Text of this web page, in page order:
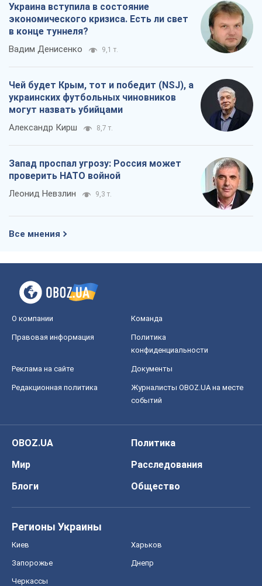
Украина вступила в состояние
экономического кризиса. Есть ли свет
в конце туннеля?
Вадим Денисенко 9,1 т.
Чей будет Крым, тот и победит (NSJ), а
украинских футбольных чиновников
могут назвать убийцами
Александр Кирш 8,7 т.
Запад проспал угрозу: Россия может
проверить НАТО войной
Леонид Невзлин 9,3 т.
Все мнения
О компании Команда
Правовая информация
Политика
конфиденциальности
Реклама на сайте Документы
Редакционная политика
Журналисты OBOZ.UA на месте
событий
OBOZ.UA
Политика
Мир
Расследования
Блоги
Общество
Регионы Украины
Киев Харьков
Запорожье Днепр
Черкассы